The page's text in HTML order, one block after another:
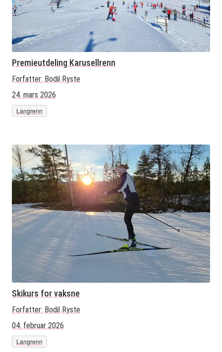
Premieutdeling Karusellrenn
Forfatter: Bodil Ryste
24. mars 2026
Langrenn
Skikurs for vaksne
Forfatter: Bodil Ryste
04. februar 2026
Langrenn